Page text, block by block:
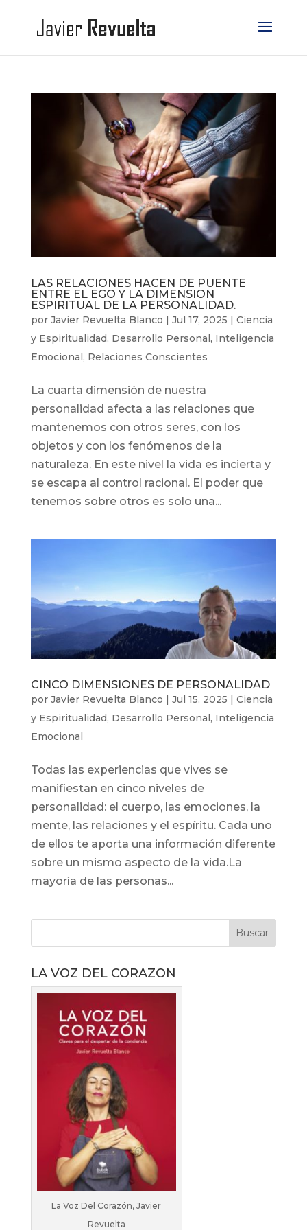
LAS RELACIONES HACEN DE PUENTE
ENTRE EL EGO Y LA DIMENSION
ESPIRITUAL DE LA PERSONALIDAD.
por Javier Revuelta Blanco | Jul 17, 2025 | Ciencia
y Espiritualidad, Desarrollo Personal, Inteligencia
Emocional, Relaciones Conscientes
La cuarta dimensión de nuestra
personalidad afecta a las relaciones que
mantenemos con otros seres, con los
objetos y con los fenómenos de la
naturaleza. En este nivel la vida es incierta y
se escapa al control racional. El poder que
tenemos sobre otros es solo una...
CINCO DIMENSIONES DE PERSONALIDAD
por Javier Revuelta Blanco | Jul 15, 2025 | Ciencia
y Espiritualidad, Desarrollo Personal, Inteligencia
Emocional
Todas las experiencias que vives se
manifiestan en cinco niveles de
personalidad: el cuerpo, las emociones, la
mente, las relaciones y el espíritu. Cada uno
de ellos te aporta una información diferente
sobre un mismo aspecto de la vida.La
mayoría de las personas...
LA VOZ DEL CORAZON
La Voz Del Corazón, Javier
Revuelta